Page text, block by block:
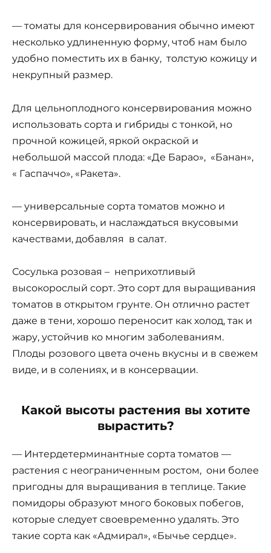
— томаты для консервирования обычно имеют
несколько удлиненную форму, чтоб нам было
удобно поместить их в банку, толстую кожицу и
некрупный размер.
Для цельноплодного консервирования можно
использовать сорта и гибриды с тонкой, но
прочной кожицей, яркой окраской и
небольшой массой плода: «Де Барао», «Банан»,
« Гаспаччо», «Ракета».
— универсальные сорта томатов можно и
консервировать, и наслаждаться вкусовыми
качествами, добавляя в салат.
Сосулька розовая – неприхотливый
высокорослый сорт. Это сорт для выращивания
томатов в открытом грунте. Он отлично растет
даже в тени, хорошо переносит как холод, так и
жару, устойчив ко многим заболеваниям.
Плоды розового цвета очень вкусны и в свежем
виде, и в солениях, и в консервации.
Какой высоты растения вы хотите
вырастить?
— Интердетерминантные сорта томатов —
растения с неограниченным ростом, они более
пригодны для выращивания в теплице. Такие
помидоры образуют много боковых побегов,
которые следует своевременно удалять. Это
такие сорта как «Адмирал», «Бычье сердце».